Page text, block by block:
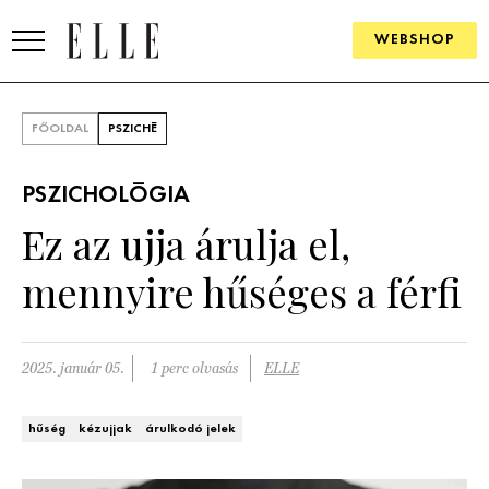
WEBSHOP
SZÉPSÉG
PSZICHÉ
ÉLETMÓD
FŐOLDAL PSZICHÉ
PSZICHOLÓGIA
Ez az ujja árulja el,
mennyire hűséges a férfi
2025. január 05. 1 perc olvasás ELLE
hűség kézujjak árulkodó jelek